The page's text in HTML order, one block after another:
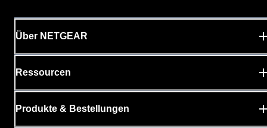
Über NETGEAR
Ressourcen
Produkte & Bestellungen